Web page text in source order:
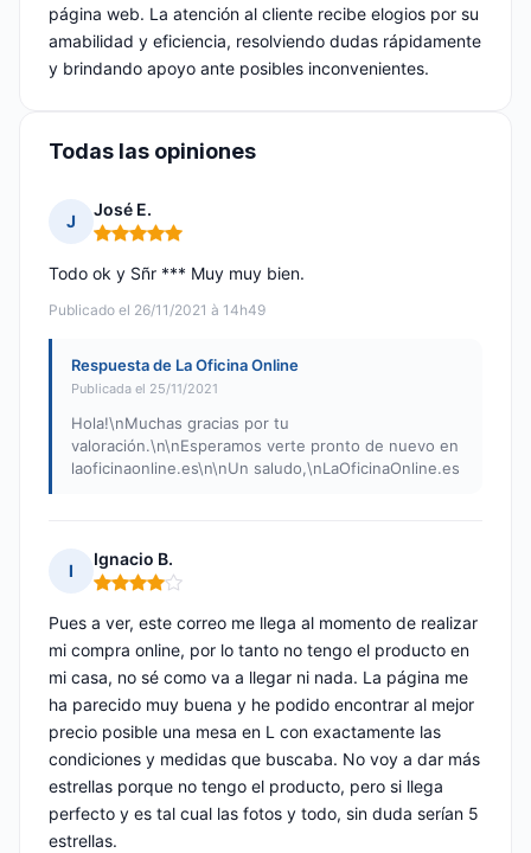
página web. La atención al cliente recibe elogios por su
amabilidad y eficiencia, resolviendo dudas rápidamente
y brindando apoyo ante posibles inconvenientes.
Todas las opiniones
J
José E.
Nota: 5 de 5
Publicado el 26/11/2021 à 14h49
Todo ok y Sñr *** Muy muy bien.
Respuesta de La Oficina Online
Publicada el 25/11/2021
Hola!\nMuchas gracias por tu
valoración.\n\nEsperamos verte pronto de nuevo en
laoficinaonline.es\n\nUn saludo,\nLaOficinaOnline.es
I
Ignacio B.
Nota: 4 de 5
Pues a ver, este correo me llega al momento de realizar
mi compra online, por lo tanto no tengo el producto en
mi casa, no sé como va a llegar ni nada. La página me
ha parecido muy buena y he podido encontrar al mejor
precio posible una mesa en L con exactamente las
condiciones y medidas que buscaba. No voy a dar más
estrellas porque no tengo el producto, pero si llega
perfecto y es tal cual las fotos y todo, sin duda serían 5
estrellas.